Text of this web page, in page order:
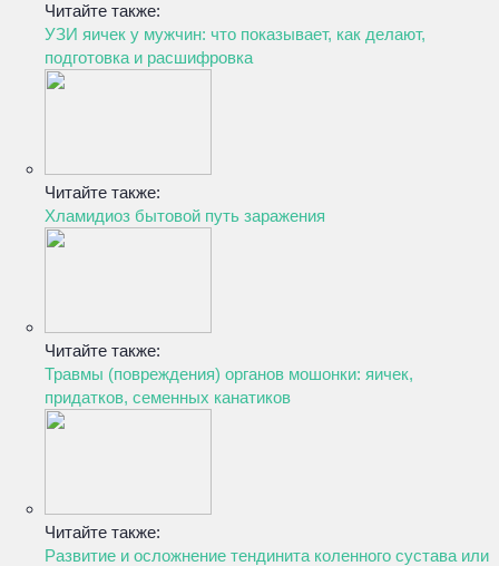
Читайте также:
УЗИ яичек у мужчин: что показывает, как делают,
подготовка и расшифровка
Читайте также:
Хламидиоз бытовой путь заражения
Читайте также:
Травмы (повреждения) органов мошонки: яичек,
придатков, семенных канатиков
Читайте также:
Развитие и осложнение тендинита коленного сустава или